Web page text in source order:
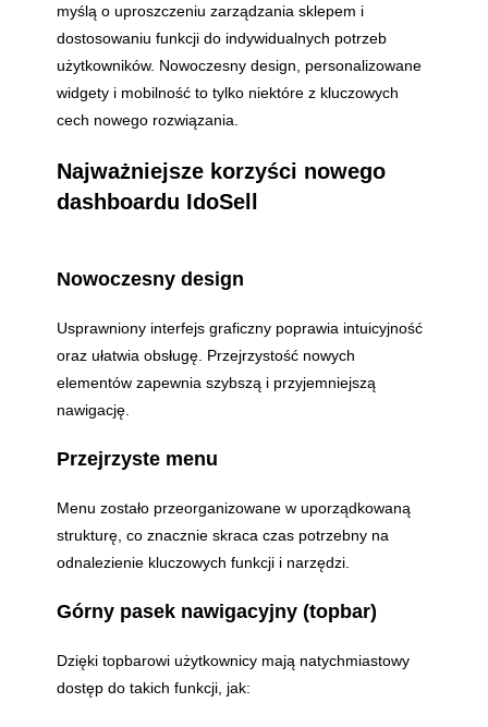
myślą o uproszczeniu zarządzania sklepem i
dostosowaniu funkcji do indywidualnych potrzeb
użytkowników. Nowoczesny design, personalizowane
widgety i mobilność to tylko niektóre z kluczowych
cech nowego rozwiązania.
Najważniejsze korzyści nowego
dashboardu IdoSell
Nowoczesny design
Usprawniony interfejs graficzny poprawia intuicyjność
oraz ułatwia obsługę. Przejrzystość nowych
elementów zapewnia szybszą i przyjemniejszą
nawigację.
Przejrzyste menu
Menu zostało przeorganizowane w uporządkowaną
strukturę, co znacznie skraca czas potrzebny na
odnalezienie kluczowych funkcji i narzędzi.
Górny pasek nawigacyjny (topbar)
Dzięki topbarowi użytkownicy mają natychmiastowy
dostęp do takich funkcji, jak: